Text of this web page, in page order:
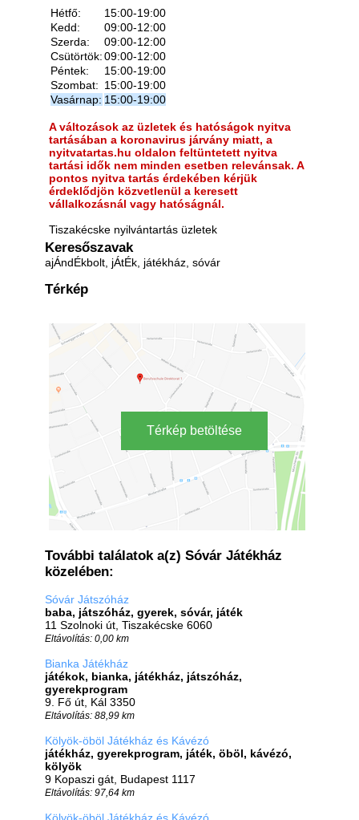
Hétfő:
15:00-19:00
Kedd:
09:00-12:00
Szerda:
09:00-12:00
Csütörtök:09:00-12:00
Péntek:
15:00-19:00
Szombat: 15:00-19:00
Vasárnap: 15:00-19:00
A változások az üzletek és hatóságok nyitva
tartásában a koronavirus járvány miatt, a
nyitvatartas.hu oldalon feltüntetett nyitva
tartási idők nem minden esetben relevánsak. A
pontos nyitva tartás érdekében kérjük
érdeklődjön közvetlenül a keresett
vállalkozásnál vagy hatóságnál.
Tiszakécske nyilvántartás üzletek
Keresőszavak
ajÁndÉkbolt, jÁtÉk, játékház, sóvár
Térkép
Térkép betöltése
További találatok a(z) Sóvár Játékház
közelében:
Sóvár Játszóház
baba, játszóház, gyerek, sóvár, játék
11 Szolnoki út, Tiszakécske 6060
Eltávolítás: 0,00 km
Bianka Játékház
játékok, bianka, játékház, játszóház,
gyerekprogram
9. Fő út, Kál 3350
Eltávolítás: 88,99 km
Kölyök-öböl Játékház és Kávézó
játékház, gyerekprogram, játék, öböl, kávézó,
kölyök
9 Kopaszi gát, Budapest 1117
Eltávolítás: 97,64 km